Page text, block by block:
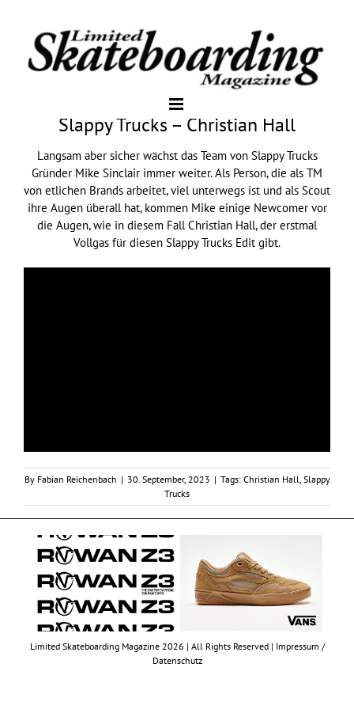
Slappy Trucks – Christian Hall
Langsam aber sicher wächst das Team von Slappy Trucks
Gründer Mike Sinclair immer weiter. Als Person, die als TM
von etlichen Brands arbeitet, viel unterwegs ist und als Scout
ihre Augen überall hat, kommen Mike einige Newcomer vor
die Augen, wie in diesem Fall Christian Hall, der erstmal
Vollgas für diesen Slappy Trucks Edit gibt.
By Fabian Reichenbach | 30. September, 2023 | Tags: Christian Hall Slappy
Trucks
Limited Skateboarding Magazine 2026 | All Rights Reserved | Impressum /
Datenschutz